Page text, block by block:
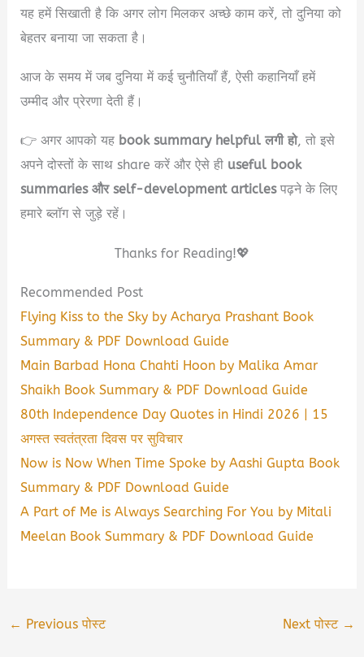
यह हमें सिखाती है कि अगर लोग मिलकर अच्छे काम करें, तो दुनिया को
बेहतर बनाया जा सकता है।
आज के समय में जब दुनिया में कई चुनौतियाँ हैं, ऐसी कहानियाँ हमें
उम्मीद और प्रेरणा देती हैं।
👉 अगर आपको यह book summary helpful लगी हो, तो इसे
अपने दोस्तों के साथ share करें और ऐसे ही useful book
summaries और self-development articlesपढ़ने के लिए
हमारे ब्लॉग से जुड़े रहें।
Thanks for Reading!💖
Recommended Post
Flying Kiss to the Sky by Acharya Prashant Book
Summary & PDF Download Guide
Main Barbad Hona Chahti Hoon by Malika Amar
Shaikh Book Summary & PDF Download Guide
80th Independence Day Quotes in Hindi 2026 | 15
अगस्त स्वतंत्रता दिवस पर सुविचार
Now is Now When Time Spoke by Aashi Gupta Book
Summary & PDF Download Guide
A Part of Me is Always Searching For You by Mitali
Meelan Book Summary & PDF Download Guide
← Previous पोस्ट Next पोस्ट →